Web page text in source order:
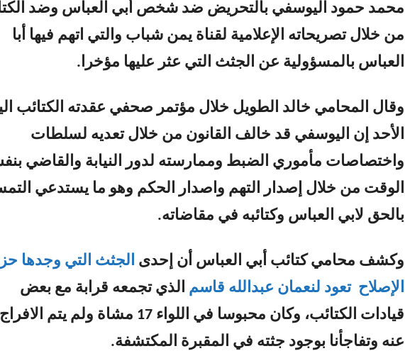
محمد حمود اليوسفي بالتحريض ضد شخص أبي العباس وضد
من خلال تصريحاته الإعلامية لقناة يمن شباب والتي اتهم فيها أبا
العباس بالمسؤولية عن الجثث التي عثر عليها مؤخرا.
وقال المحامي خالد الطويل خلال مؤتمر صحفي عقدته الكتائب
الأحد إن اليوسفي قد خالف القانون من خلال تعديه لسلطات
واختصاصات مأموري الضبط وممارسته لدور النيابة والقاضي
الوقت من خلال إصدار التهم واصدار الحكم وهو ما يستدعي
بالحق لابي العباس وكتائبه في مقاضاته.
وكشف محامي كتائب أبي العباس أن إحدى الجثث التي وجدها
الإصلاح تعود لنعمان عبدالله قاسم الذي تجمعه قرابة مع بعض
قيادات الكتائب، وكان محبوسا في اللواء 17 مشاة ولم يتم الافراج
عنه وتفاجأنا بوجود جثته في المقبرة المكتشفة.